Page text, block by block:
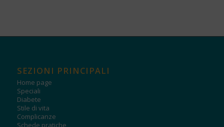
SEZIONI PRINCIPALI
Home page
Speciali
Diabete
Stile di vita
Complicanze
Schede pratiche